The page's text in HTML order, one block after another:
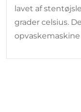
lavet af
grader celsius.